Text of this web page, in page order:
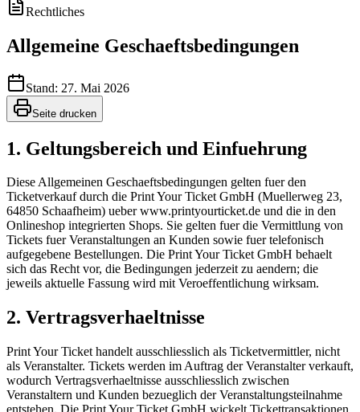
Rechtliches
Allgemeine Geschaeftsbedingungen
Stand: 27. Mai 2026
Seite drucken
1. Geltungsbereich und Einfuehrung
Diese Allgemeinen Geschaeftsbedingungen gelten fuer den
Ticketverkauf durch die Print Your Ticket GmbH (Muellerweg 23,
64850 Schaafheim) ueber www.printyourticket.de und die in den
Onlineshop integrierten Shops. Sie gelten fuer die Vermittlung von
Tickets fuer Veranstaltungen an Kunden sowie fuer telefonisch
aufgegebene Bestellungen. Die Print Your Ticket GmbH behaelt
sich das Recht vor, die Bedingungen jederzeit zu aendern; die
jeweils aktuelle Fassung wird mit Veroeffentlichung wirksam.
2. Vertragsverhaeltnisse
Print Your Ticket handelt ausschliesslich als Ticketvermittler, nicht
als Veranstalter. Tickets werden im Auftrag der Veranstalter verkauft,
wodurch Vertragsverhaeltnisse ausschliesslich zwischen
Veranstaltern und Kunden bezueglich der Veranstaltungsteilnahme